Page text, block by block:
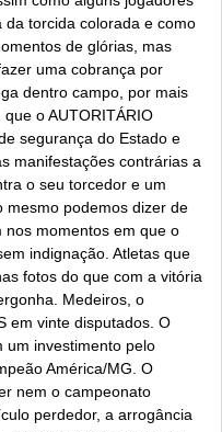
torcida colorada e como
de glórias, mas
uma cobrança por
dentro campo, por mais
o AUTORITÁRIO
segurança do Estado e
manifestações contrárias a
o seu torcedor e um
mesmo podemos dizer de
nos momentos em que o
indignação. Atletas que
fotos do que com a vitória
Medeiros, o
em vinte disputados. O
um investimento pelo
América/MG. O
nem o campeonato
perdedor, a arrogância